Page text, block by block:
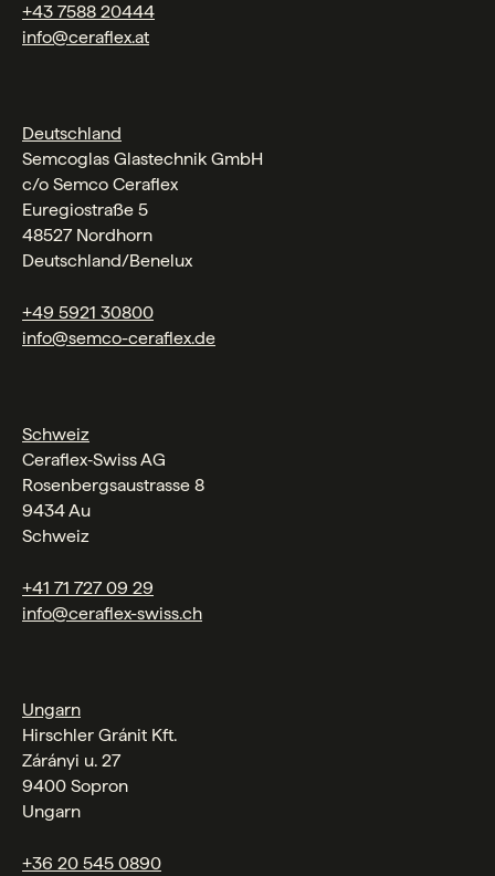
+43 7588 20444
info@ceraflex.at
Deutschland
Semcoglas Glastechnik GmbH
c/o Semco Ceraflex
Euregiostraße 5
48527 Nordhorn
Deutschland/Benelux
+49 5921 30800
info@semco-ceraflex.de
Schweiz
Ceraflex‑Swiss AG
Rosenbergsaustrasse 8
9434 Au
Schweiz
+41 71 727 09 29
info@ceraflex-swiss.ch
Ungarn
Hirschler Gránit Kft.
Zárányi u. 27
9400 Sopron
Ungarn
+36 20 545 0890